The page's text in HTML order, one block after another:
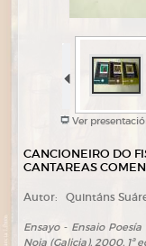
Ver
CANCIONEIRO DO
CANTAREAS
Autor: Quintáns
Ensayo - Ensaio
Noia (Galicia). 2000. 1ª